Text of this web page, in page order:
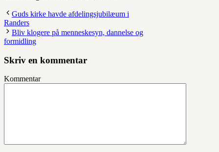
Guds kirke havde afdelingsjubilæum i
Randers
Bliv klogere på menneskesyn, dannelse og
formidling
Skriv en kommentar
Kommentar